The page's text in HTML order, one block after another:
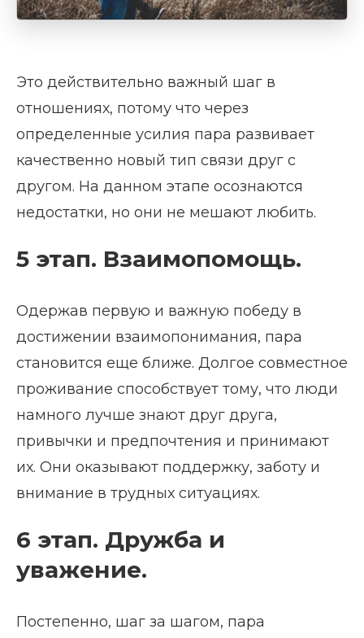
Это действительно важный шаг в
отношениях, потому что через
определенные усилия пара развивает
качественно новый тип связи друг с
другом. На данном этапе осознаются
недостатки, но они не мешают любить.
5 этап. Взаимопомощь.
Одержав первую и важную победу в
достижении взаимопонимания, пара
становится еще ближе. Долгое совместное
проживание способствует тому, что люди
намного лучше знают друг друга,
привычки и предпочтения и принимают
их. Они оказывают поддержку, заботу и
внимание в трудных ситуациях.
6 этап. Дружба и
уважение.
Постепенно, шаг за шагом, пара